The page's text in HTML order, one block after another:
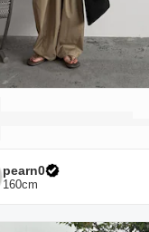
pearn0
160cm